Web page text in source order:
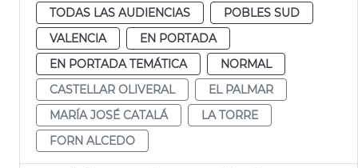
TODAS LAS AUDIENCIAS
POBLES SUD
VALENCIA
EN PORTADA
EN PORTADA TEMÁTICA
NORMAL
CASTELLAR OLIVERAL
EL PALMAR
MARÍA JOSÉ CATALÁ
LA TORRE
FORN ALCEDO